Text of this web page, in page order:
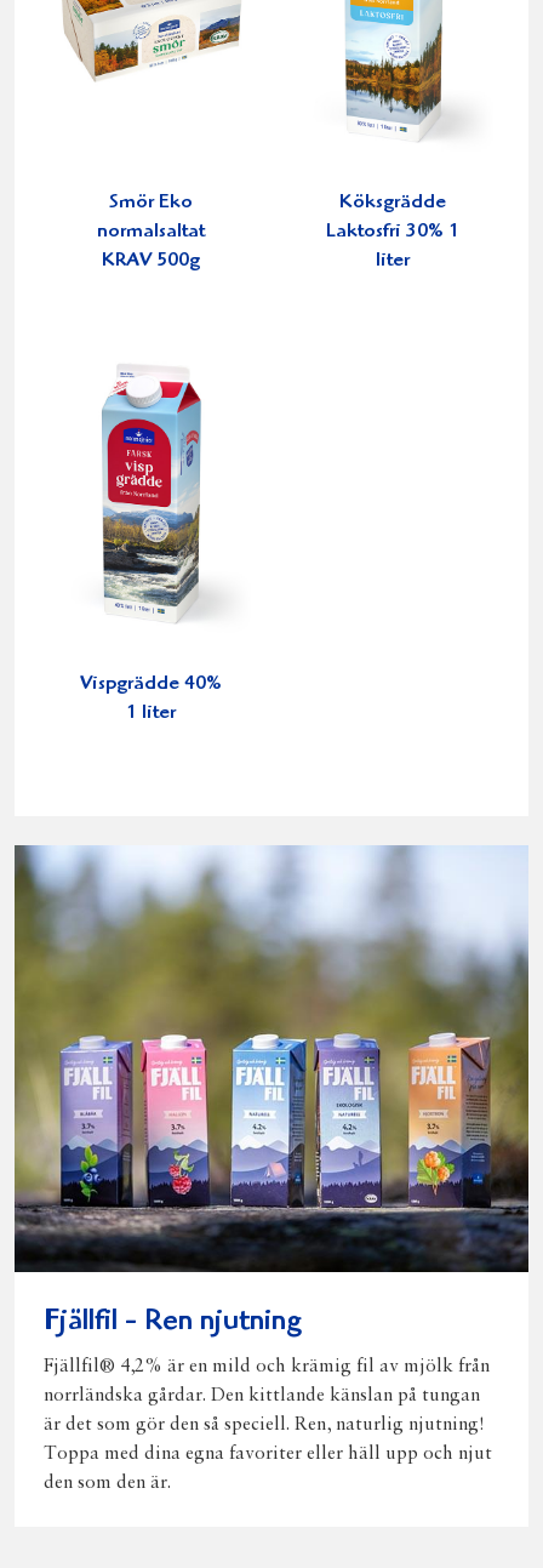
Smör Eko
normalsaltat
KRAV 500g
Köksgrädde
Laktosfri 30% 1
liter
Vispgrädde 40%
1 liter
Fjällfil - Ren njutning
Fjällfil® 4,2% är en mild och krämig fil av mjölk från
norrländska gårdar. Den kittlande känslan på tungan
är det som gör den så speciell. Ren, naturlig njutning!
Toppa med dina egna favoriter eller häll upp och njut
den som den är.